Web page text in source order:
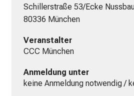
Schillerstraße 53/Ecke
80336 München
Veranstalter
CCC München
Anmeldung unter
keine Anmeldung notwendig /